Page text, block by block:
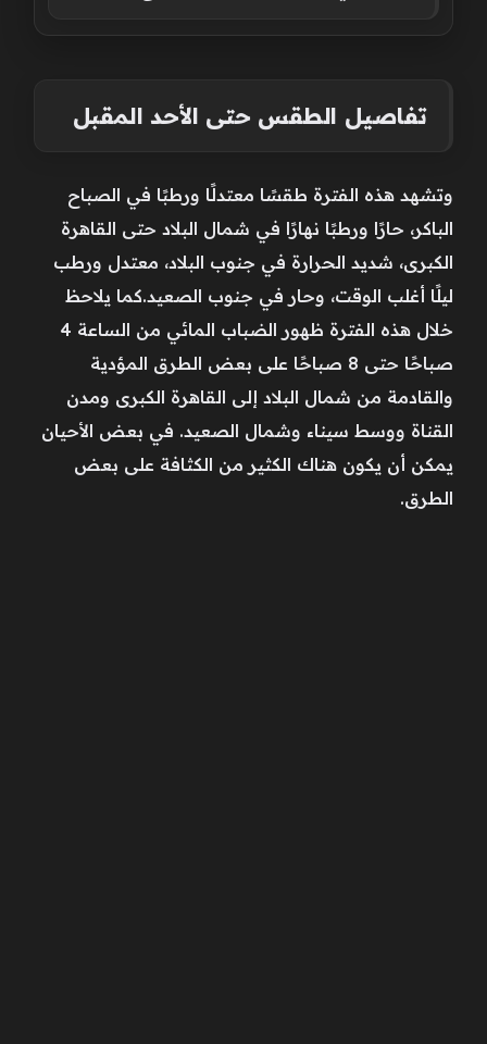
تفاصيل الطقس حتى الأحد المقبل
وتشهد هذه الفترة طقسًا معتدلًا ورطبًا في الصباح
الباكر، حارًا ورطبًا نهارًا في شمال البلاد حتى القاهرة
الكبرى، شديد الحرارة في جنوب البلاد، معتدل ورطب
ليلًا أغلب الوقت، وحار في جنوب الصعيد.كما يلاحظ
خلال هذه الفترة ظهور الضباب المائي من الساعة 4
صباحًا حتى 8 صباحًا على بعض الطرق المؤدية
والقادمة من شمال البلاد إلى القاهرة الكبرى ومدن
القناة ووسط سيناء وشمال الصعيد. في بعض الأحيان
يمكن أن يكون هناك الكثير من الكثافة على بعض
الطرق.